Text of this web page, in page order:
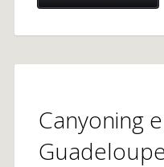
Canyoning